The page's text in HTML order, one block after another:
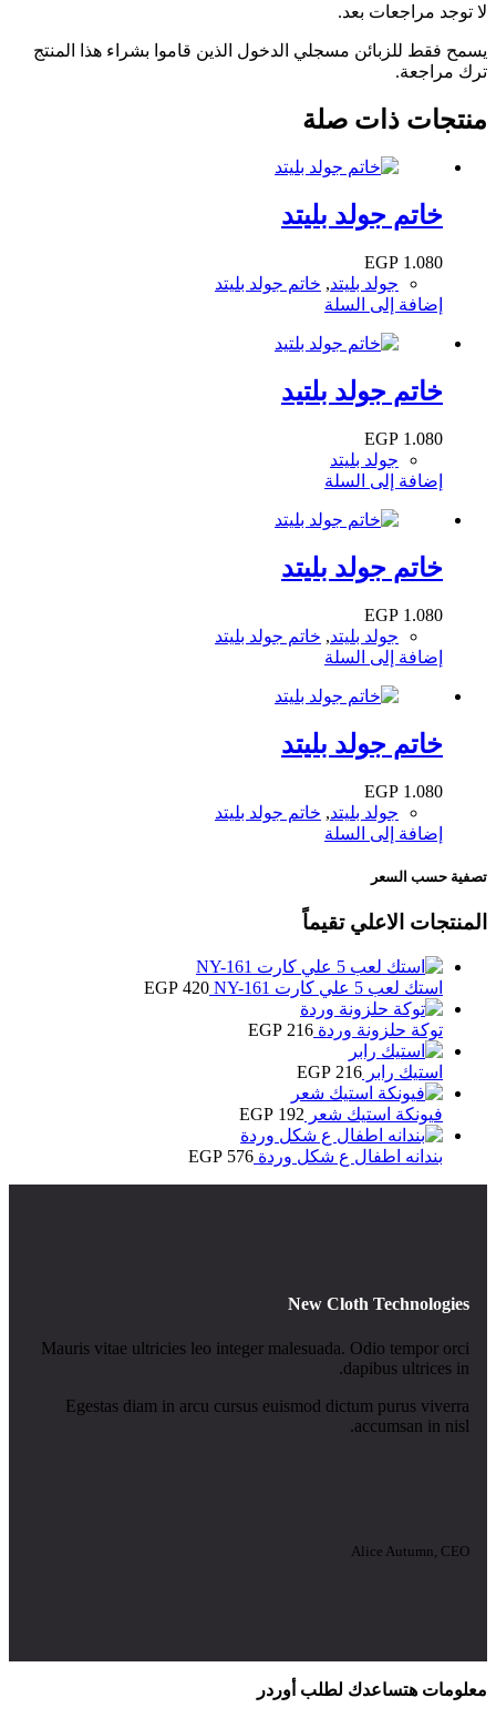
لا توجد مراجعات بعد.
يسمح فقط للزبائن مسجلي الدخول الذين قاموا بشراء هذا المنتج
ترك مراجعة.
منتجات ذات صلة
خاتم جولد بليتد
EGP 1.080
جولد بليتد, خاتم جولد بليتد
إضافة إلى السلة
خاتم جولد بلتيد
EGP 1.080
جولد بليتد
إضافة إلى السلة
خاتم جولد بليتد
EGP 1.080
جولد بليتد, خاتم جولد بليتد
إضافة إلى السلة
خاتم جولد بليتد
EGP 1.080
جولد بليتد, خاتم جولد بليتد
إضافة إلى السلة
تصفية حسب السعر
المنتجات الاعلي تقيماً
استك لعب 5 علي كارت NY-161 EGP 420
توكة حلزونة وردة EGP 216
استيك رابر EGP 216
فيونكة استيك شعر EGP 192
بندانه اطفال ع شكل وردة EGP 576
New Cloth Technologies
Mauris vitae ultricies leo integer malesuada. Odio tempor orci
dapibus ultrices in.
Egestas diam in arcu cursus euismod dictum purus viverra
accumsan in nisl.
Alice Autumn, CEO
معلومات هتساعدك لطلب أوردر